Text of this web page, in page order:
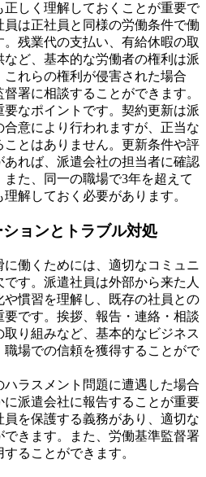
しく理解しておくことが重要で
は正社員と同様の労働条件で働
。残業代の支払い、有給休暇の取
ど、基本的な労働者の権利は派
れらの権利が侵害された場合
署に相談することができます。
なポイントです。契約更新は派
意により行われますが、正当な
とはありません。更新条件や評
れば、派遣会社の担当者に確認
た、同一の職場で3年を超えて
解しておく必要があります。
ョンとトラブル対処
働くためには、適切なコミュニ
す。派遣社員は外部から来た人
慣習を理解し、既存の社員との
です。挨拶、報告・連絡・相談
り組みなど、基本的なビジネス
場での信頼を獲得することがで
ラスメント問題に遭遇した場合
派遣会社に報告することが重要
を保護する義務があり、適切な
きます。また、労働基準監督署
ることができます。